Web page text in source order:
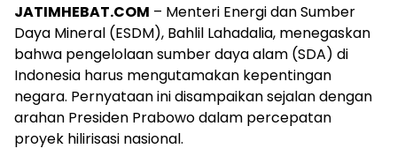
JATIMHEBAT.COM – Menteri Energi dan Sumber
Daya Mineral (ESDM), Bahlil Lahadalia, menegaskan
bahwa pengelolaan sumber daya alam (SDA) di
Indonesia harus mengutamakan kepentingan
negara. Pernyataan ini disampaikan sejalan dengan
arahan Presiden Prabowo dalam percepatan
proyek hilirisasi nasional.